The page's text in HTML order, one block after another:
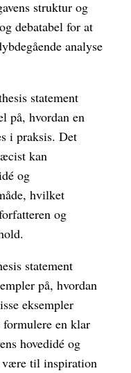
struktur og
debatabel for at
analyse
statement
på, hvordan en
i praksis. Det
kan
og
hvilket
og
statement
på, hvordan
eksempler
en klar
hovedidé og
være til inspiration